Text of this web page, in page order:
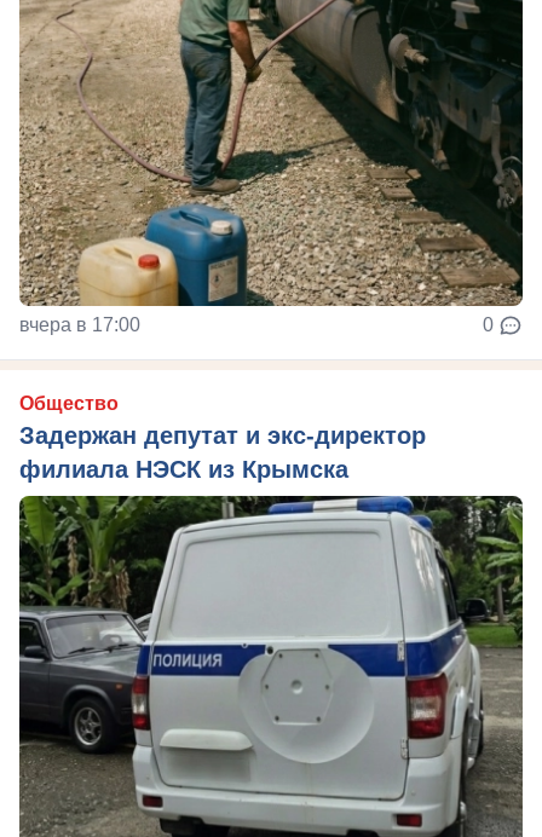
вчера в 17:00 0
Общество
Задержан депутат и экс-директор
филиала НЭСК из Крымска